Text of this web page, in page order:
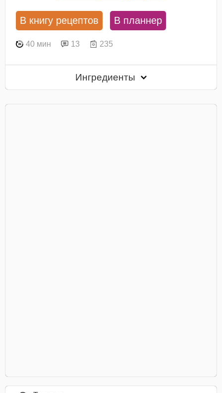
В книгу рецептов В планнер
40 мин 13 235
Ингредиенты